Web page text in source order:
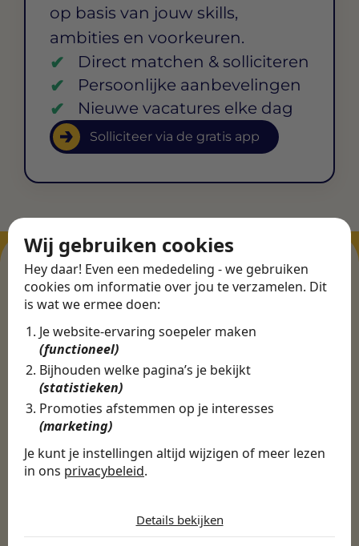
Wij gebruiken cookies
Hey daar! Even een mededeling - we gebruiken
cookies om informatie over jou te verzamelen. Dit
is wat we ermee doen:
Je website-ervaring soepeler maken
(functioneel)
Bijhouden welke pagina’s je bekijkt
(statistieken)
Promoties afstemmen op je interesses
(marketing)
Je kunt je instellingen altijd wijzigen of meer lezen
in ons privacybeleid.
Noodzakelijk
Details bekijken
op basis van jouw skills,
ambities en voorkeuren.
Direct matchen & solliciteren
Persoonlijke aanbevelingen
Nieuwe vacatures elke dag
Solliciteer via de gratis app
ERVARINGEN
Martijn vond een
nieuwe baan bij
CBEE
Door Swipe4Work heb ik op een hele
makkelijke, laagdrempelige manier eigenlijk
een hele leuke nieuwe baan gevonden. Met heel